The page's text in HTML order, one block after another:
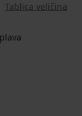
Tablica veličina